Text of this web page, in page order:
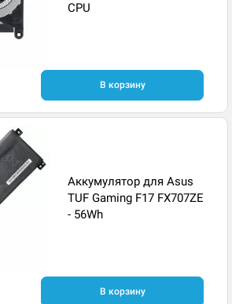
CPU
В корзину
Аккумулятор для Asus
TUF Gaming F17 FX707ZE
- 56Wh
В корзину